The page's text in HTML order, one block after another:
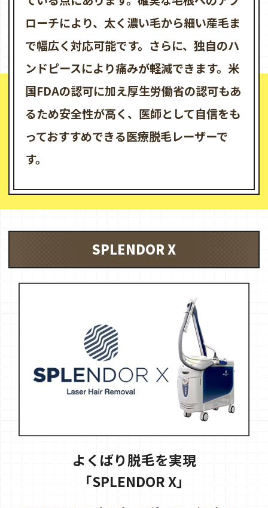
ローチにより、太く濃い毛から細い産毛ま
で幅広く対応可能です。さらに、独自のハ
ンドピースにより痛みが軽減できます。米
国FDAの認可に加え厚生労働省の認可もあ
るため安全性が高く、医師として自信をも
っておすすめできる医療脱毛レーザーで
す。
SPLENDOR X
よくばり脱毛を実現
「SPLENDOR X」